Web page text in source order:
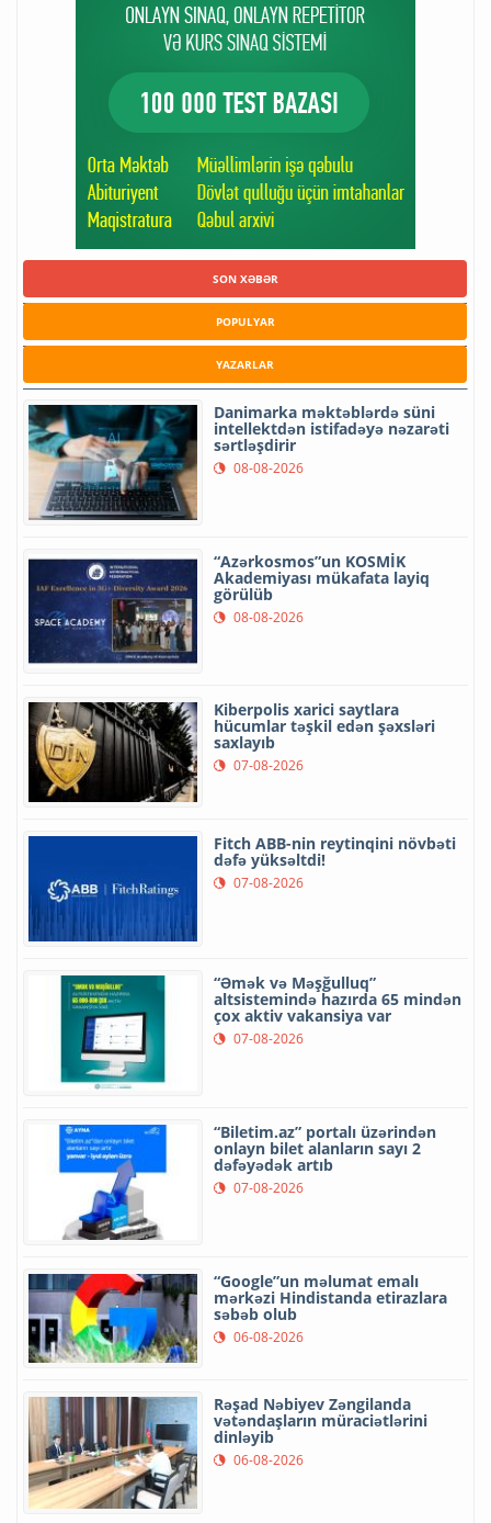
SON XƏBƏR
POPULYAR
YAZARLAR
Danimarka məktəblərdə süni
intellektdən istifadəyə nəzarəti
sərtləşdirir
08-08-2026
“Azərkosmos”un KOSMİK
Akademiyası mükafata layiq
görülüb
08-08-2026
Kiberpolis xarici saytlara
hücumlar təşkil edən şəxsləri
saxlayıb
07-08-2026
Fitch ABB-nin reytinqini növbəti
dəfə yüksəltdi!
07-08-2026
“Əmək və Məşğulluq”
altsistemində hazırda 65 mindən
çox aktiv vakansiya var
07-08-2026
“Biletim.az” portalı üzərindən
onlayn bilet alanların sayı 2
dəfəyədək artıb
07-08-2026
“Google”un məlumat emalı
mərkəzi Hindistanda etirazlara
səbəb olub
06-08-2026
Rəşad Nəbiyev Zəngilanda
vətəndaşların müraciətlərini
dinləyib
06-08-2026